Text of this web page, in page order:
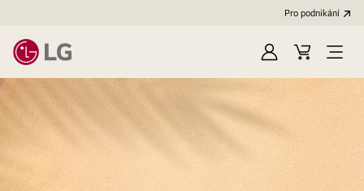
Pro podnikání
Přihlásit
se
Váš
košík
Open
Menu
LG